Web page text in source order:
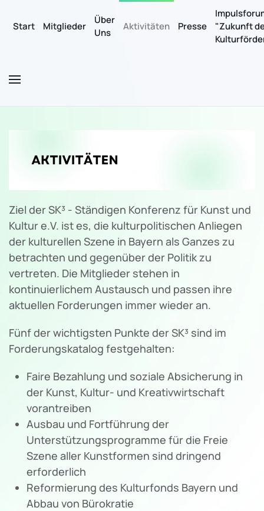
Zum Hauptinhalt springen
Start Mitglieder
Über
Uns
Aktivitäten Presse
"Zukunft
Ziel der SK³ - Ständigen Konferenz für Kunst und
Kultur e.V. ist es, die kulturpolitischen Anliegen
der kulturellen Szene in Bayern als Ganzes zu
betrachten und gegenüber der Politik zu
vertreten. Die Mitglieder stehen in
kontinuierlichem Austausch und passen ihre
aktuellen Forderungen immer wieder an.
Fünf der wichtigsten Punkte der SK³ sind im
Forderungskatalog festgehalten:
Faire Bezahlung und soziale Absicherung in
der Kunst, Kultur- und Kreativwirtschaft
vorantreiben
Ausbau und Fortführung der
Unterstützungsprogramme für die Freie
Szene aller Kunstformen sind dringend
erforderlich
Reformierung des Kulturfonds Bayern und
Abbau von Bürokratie